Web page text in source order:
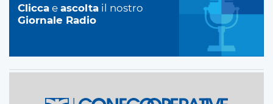
Clicca e ascolta il nostro
Giornale Radio